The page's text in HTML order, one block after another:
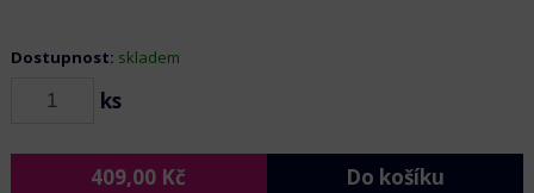
Dostupnost: skladem
ks
409,00 Kč Do košíku